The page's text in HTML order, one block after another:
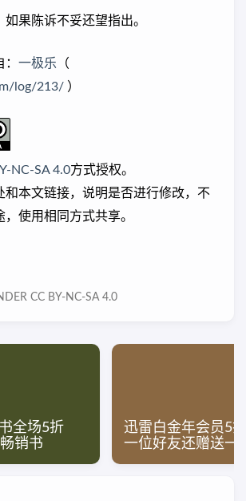
果陈诉不妥还望指出。
一极乐 （
log/213/ ）
NC-SA 4.0方式授权。
和本文链接，说明是否进行修改，不
使用相同方式共享。
CC BY-NC-SA 4.0
全场5折
销书
迅雷白金年会员5
一位好友还赠送一